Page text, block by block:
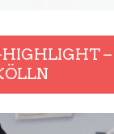
–